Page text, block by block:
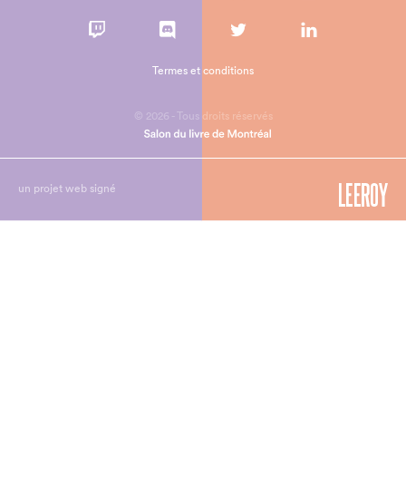
© 2026 - Tous droits réservés
Termes et conditions
un projet web signé